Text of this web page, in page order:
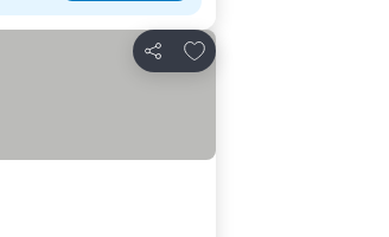
Dela
Lägg till i Mina Favoriter